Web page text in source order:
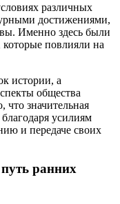
различных
достижениями,
Именно здесь были
повлияли на
истории, а
общества
значительная
усилиям
и передаче своих
ранних